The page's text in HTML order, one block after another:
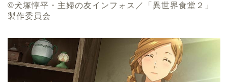
©犬塚惇平・主婦の友インフォス／「異世界食堂２」
製作委員会